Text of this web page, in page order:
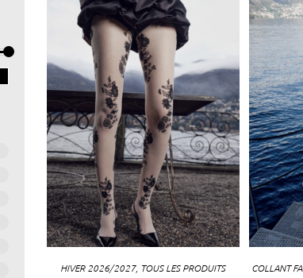
HIVER 2026/2027, TOUS LES PRODUITS COLLANT